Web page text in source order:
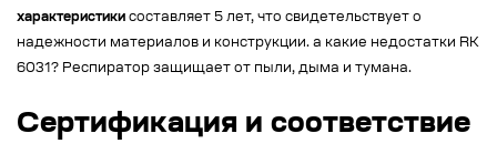
характеристики составляет 5 лет, что свидетельствует о
надежности материалов и конструкции. а какие недостатки RK
6031? Респиратор защищает от пыли, дыма и тумана.
Сертификация и соответствие